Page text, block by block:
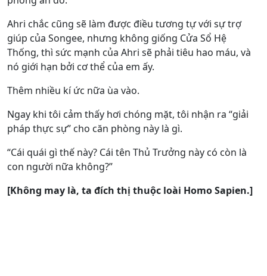
Ahri chắc cũng sẽ làm được điều tương tự với sự trợ
giúp của Songee, nhưng không giống Cửa Sổ Hệ
Thống, thì sức mạnh của Ahri sẽ phải tiêu hao máu, và
nó giới hạn bởi cơ thể của em ấy.
Thêm nhiều kí ức nữa ùa vào.
Ngay khi tôi cảm thấy hơi chóng mặt, tôi nhận ra “giải
pháp thực sự” cho căn phòng này là gì.
“Cái quái gì thế này? Cái tên Thủ Trưởng này có còn là
con người nữa không?”
[Không may là, ta đích thị thuộc loài Homo Sapien.]